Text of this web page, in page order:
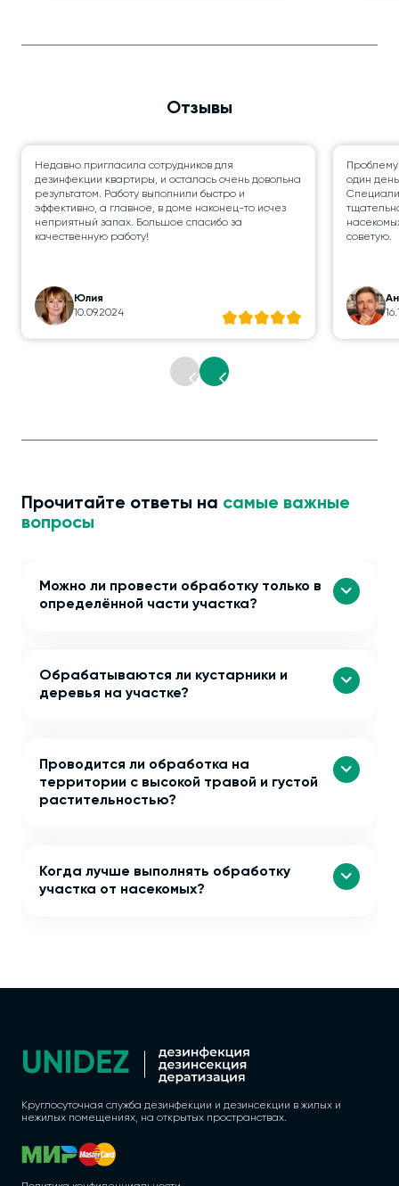
Отзывы
Недавно пригласила сотрудников для
дезинфекции квартиры, и осталась очень довольна
результатом. Работу выполнили быстро и
эффективно, а главное, в доме наконец-то исчез
неприятный запах. Большое спасибо за
качественную работу!
Юлия
10.09.2024
один
советую.
Прочитайте ответы на самые важные
вопросы
Можно ли провести обработку только в
определённой части участка?
Обрабатываются ли кустарники и
деревья на участке?
Проводится ли обработка на
территории с высокой травой и густой
растительностью?
Когда лучше выполнять обработку
участка от насекомых?
Круглосуточная служба дезинфекции и дезинсекции в жилых и
нежилых помещениях, на открытых пространствах.